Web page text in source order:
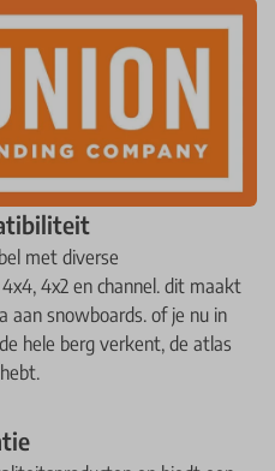
met diverse
4x2 en channel. dit maakt
aan snowboards. of je nu in
hele berg verkent, de atlas